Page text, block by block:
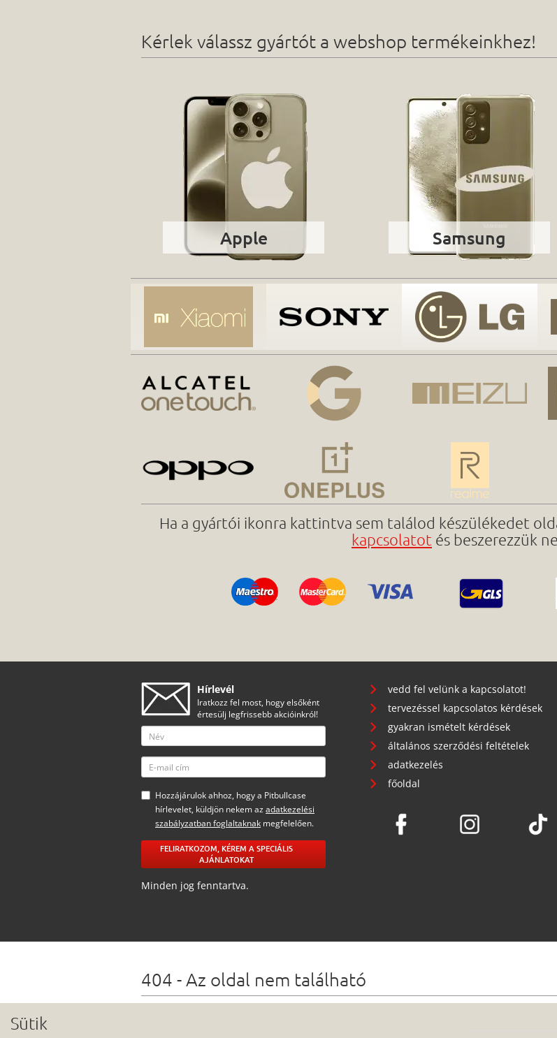
Kérlek válassz gyártót a webshop termékeinkhez!
Apple Samsung
Ha a gyártói ikonra kattintva sem találod készülékedet
kapcsolatot és beszerezzük
Hírlevél
Iratkozz fel most, hogy elsőként
értesülj legfrissebb akcióinkról!
Hozzájárulok ahhoz, hogy a Pitbullcase
hírlevelet, küldjön nekem azadatkezelési
szabályzatban foglaltaknak megfelelően.
FELIRATKOZOM, KÉREM A SPECIÁLIS
AJÁNLATOKAT
Minden jog fenntartva.
vedd fel velünk a kapcsolatot!
tervezéssel kapcsolatos kérdések
gyakran ismételt kérdések
általános szerződési feltételek
adatkezelés
főoldal
Sütik
404 - Az oldal nem található